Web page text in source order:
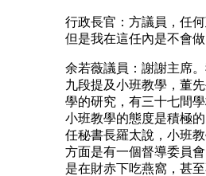
行政長官：方議員，任
但是我在這任內是不會做
余若薇議員：謝謝主席
九段提及小班教學，董
學的研究，有三十七間
小班教學的態度是積極
任秘書長羅太說，小班
方面是有一個督導委員
是在財赤下吃燕窩，甚